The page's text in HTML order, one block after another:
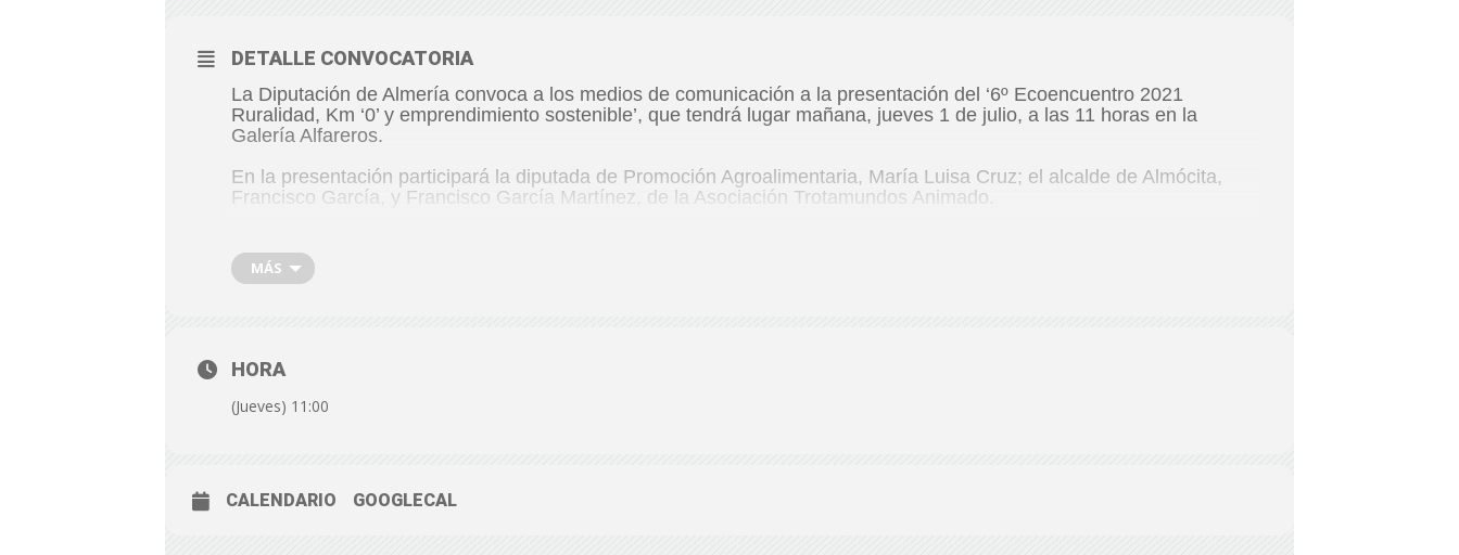
DETALLE CONVOCATORIA
La Diputación de Almería convoca a los medios de comunicación a la presentación del ‘6º Ecoencuentro 2021
Ruralidad, Km ‘0’ y emprendimiento sostenible’, que tendrá lugar mañana, jueves 1 de julio, a las 11 horas en la
Galería Alfareros.
En la presentación participará la diputada de Promoción Agroalimentaria, María Luisa Cruz; el alcalde de Almócita,
Francisco García, y Francisco García Martínez, de la Asociación Trotamundos Animado.
HORA:11:00 h.
Lugar:Galería Alfareros. Calle Rambla Alfareros, 21. Bajo
MÁS
HORA
(Jueves) 11:00
CALENDARIO GOOGLECAL